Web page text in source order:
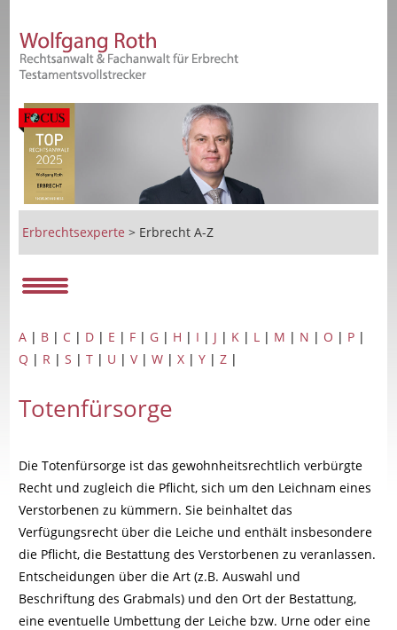
Erbrechtsexperte > Erbrecht A-Z
A | B | C | D | E | F | G | H | I | J | K | L | M | N | O | P |
Q | R |S |T | U |V|W |X |Y |Z |
Totenfürsorge
Die Totenfürsorge ist das gewohnheitsrechtlich verbürgte
Recht und zugleich die Pflicht, sich um den Leichnam eines
Verstorbenen zu kümmern. Sie beinhaltet das
Verfügungsrecht über die Leiche und enthält insbesondere
die Pflicht, die Bestattung des Verstorbenen zu veranlassen.
Entscheidungen über die Art (z.B. Auswahl und
Beschriftung des Grabmals) und den Ort der Bestattung,
eine eventuelle Umbettung der Leiche bzw. Urne oder eine